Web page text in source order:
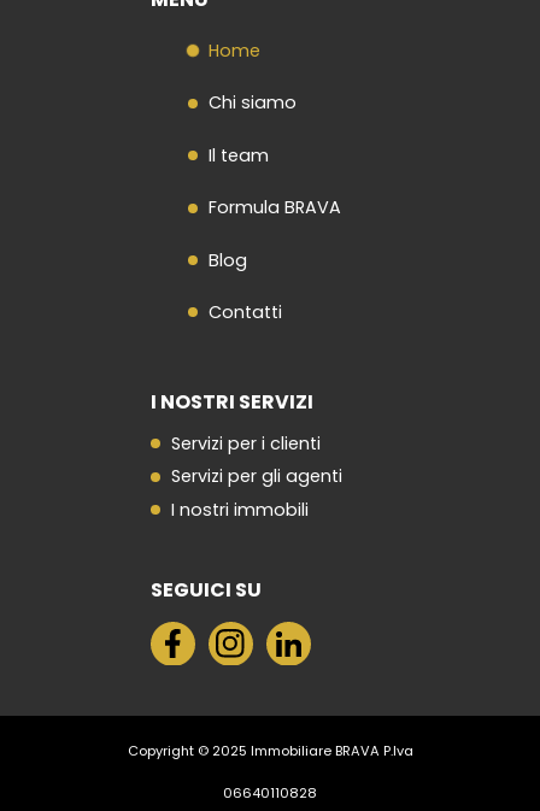
Home
Chi siamo
Il team
Formula BRAVA
Blog
Contatti
I NOSTRI SERVIZI
Servizi per i clienti
Servizi per gli agenti
I nostri immobili
SEGUICI SU
Copyright © 2025 Immobiliare BRAVA P.Iva
06640110828